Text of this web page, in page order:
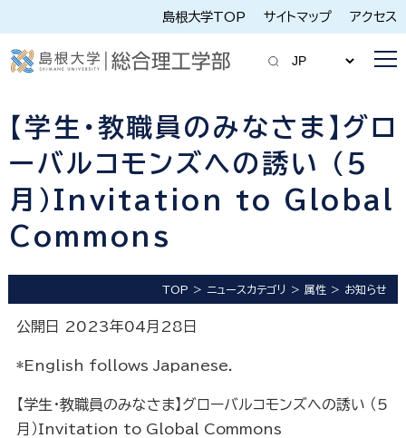
島根大学TOP サイトマップ アクセス
【学生・教職員のみなさま】グロ
ーバルコモンズへの誘い （5
月）Invitation to Global
Commons
TOP ニュースカテゴリ 属性 お知らせ
公開日 2023年04月28日
*English follows Japanese.
【学生・教職員のみなさま】グローバルコモンズへの誘い （5
月）Invitation to Global Commons